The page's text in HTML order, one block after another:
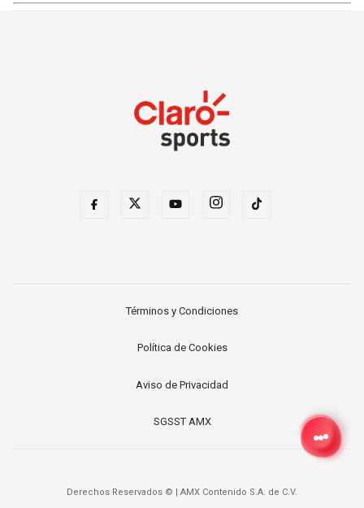
Términos y Condiciones
Política de Cookies
Aviso de Privacidad
SGSST AMX
Derechos Reservados © | AMX Contenido S.A. de C.V.